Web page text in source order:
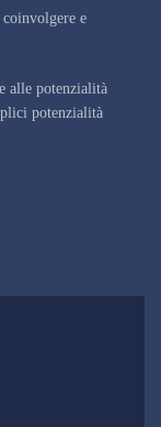
e
alle potenzialità
potenzialità